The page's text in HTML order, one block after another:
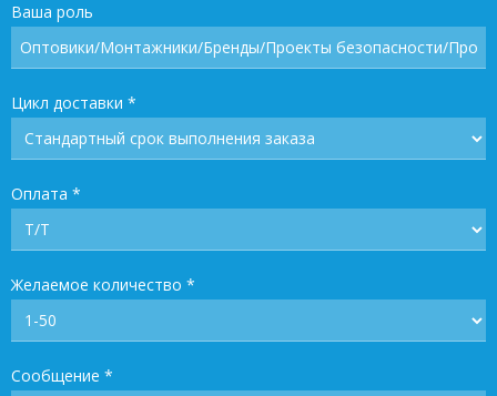
Ваша роль
Цикл доставки *
Оплата *
Желаемое количество *
Сообщение *